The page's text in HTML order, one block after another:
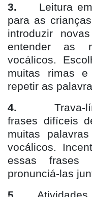
3.
Leitura
para as
introduzir
entender as
vocálicos.
muitas rimas
repetir as
4.
Trava-
frases difíceis
muitas
vocálicos.
essas
pronunciá-las